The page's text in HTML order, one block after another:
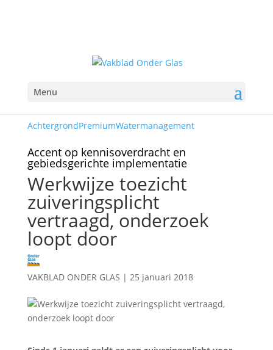
Menu
AchtergrondPremiumWatermanagement
Accent op kennisoverdracht en
gebiedsgerichte implementatie
Werkwijze toezicht
zuiveringsplicht
vertraagd, onderzoek
loopt door
VAKBLAD ONDER GLAS | 25 januari 2018